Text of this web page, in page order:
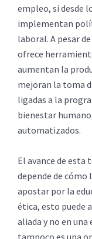
empleo, si desde
implementan
laboral. A pesar
ofrece
aumentan la
mejoran la toma
ligadas a la
bienestar
automatizados.
El avance de
depende de cómo
apostar por la
ética, esto puede
aliada y no en
tampoco es una